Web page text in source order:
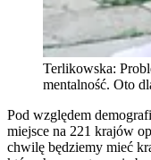
Terlikowska:
mentalność. Oto
Pod względem
miejsce na 221 krajów
chwilę będziemy mieć